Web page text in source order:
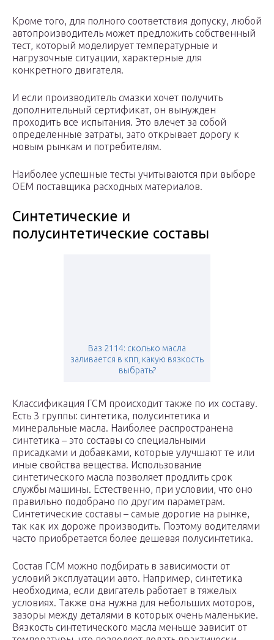
Кроме того, для полного соответствия допуску, любой
автопроизводитель может предложить собственный
тест, который моделирует температурные и
нагрузочные ситуации, характерные для
конкретного двигателя.
И если производитель смазки хочет получить
дополнительный сертификат, он вынужден
проходить все испытания. Это влечет за собой
определенные затраты, зато открывает дорогу к
новым рынкам и потребителям.
Наиболее успешные тесты учитываются при выборе
ОЕМ поставщика расходных материалов.
Синтетические и
полусинтетические составы
Ваз 2114: сколько масла
заливается в кпп, какую вязкость
выбрать?
Классификация ГСМ происходит также по их составу.
Есть 3 группы: синтетика, полусинтетика и
минеральные масла. Наиболее распространена
синтетика – это составы со специальными
присадками и добавками, которые улучшают те или
иные свойства вещества. Использование
синтетического масла позволяет продлить срок
службы машины. Естественно, при условии, что оно
правильно подобрано по другим параметрам.
Синтетические составы – самые дорогие на рынке,
так как их дороже производить. Поэтому водителями
часто приобретается более дешевая полусинтетика.
Состав ГСМ можно подбирать в зависимости от
условий эксплуатации авто. Например, синтетика
необходима, если двигатель работает в тяжелых
условиях. Также она нужна для небольших моторов,
зазоры между деталями в которых очень маленькие.
Вязкость синтетического масла меньше зависит от